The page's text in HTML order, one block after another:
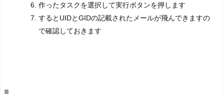
作ったタスクを選択して実行ボタンを押します
するとUIDとGIDの記載されたメールが飛んできますの
で確認しておきます